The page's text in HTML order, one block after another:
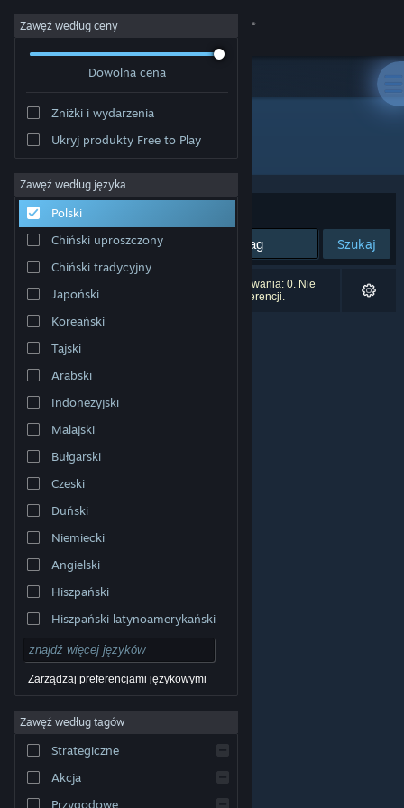
Zaloguj się
Społeczność
Informacje
Wsparcie
Zmień język
Pobierz aplikację mobilną Steam
Wersja przeglądarkowa
© Valve Corporation. Wszelkie prawa zastrzeżone.
właścicieli w Stanach Zjednoczonych i innych krajach.
dostępu
Umowa użytkownika Steam
pieniędzy |Ciasteczka
Zawęź według ceny
Dowolna cena
Zniżki i wydarzenia
Ukryj produkty Free to Play
Zawęź według języka
Polski
Chiński uproszczony
Chiński tradycyjny
Japoński
Koreański
Tajski
Arabski
Indonezyjski
Malajski
Bułgarski
Czeski
Duński
Niemiecki
Angielski
Hiszpański
Hiszpański latynoamerykański
Zarządzaj preferencjami językowymi
Zawęź według tagów
Strategiczne
Akcja
Przygodowe
Producent: Dream Totems LLC
Sortuj według:
Szukaj
Liczba wyników pasujących do twojego wyszukiwania: 0. Nie
uwzględniono 1 tytułu na podstawie twoich preferencji.